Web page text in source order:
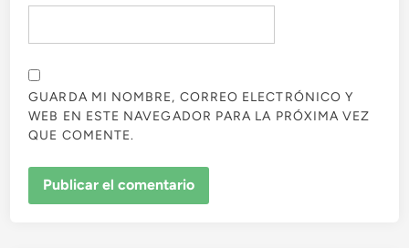
GUARDA MI NOMBRE, CORREO ELECTRÓNICO Y
WEB EN ESTE NAVEGADOR PARA LA PRÓXIMA VEZ
QUE COMENTE.